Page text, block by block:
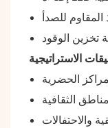
المقاوم للصدأ
تخزين الوقود
الاستراتيجية
الحضرية
الثقافية
والاحتفالات